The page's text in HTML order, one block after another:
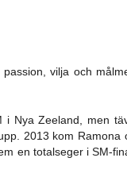
vilja och
Nya Zeeland, men
2013 kom Ramona
en totalseger i SM-